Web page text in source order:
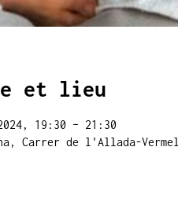
et lieu
19:30 – 21:30
Carrer de l'Allada-